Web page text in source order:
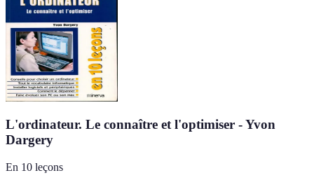
L'ordinateur. Le connaître et l'optimiser - Yvon
Dargery
En 10 leçons